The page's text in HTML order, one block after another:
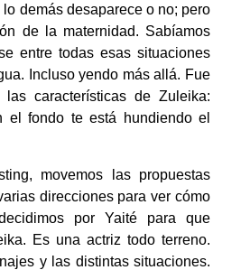
demás desaparece o no; pero
de la maternidad. Sabíamos
entre todas esas situaciones
Incluso yendo más allá. Fue
características de Zuleika:
el fondo te está hundiendo el
movemos las propuestas
direcciones para ver cómo
por Yaité para que
Es una actriz todo terreno.
y las distintas situaciones.